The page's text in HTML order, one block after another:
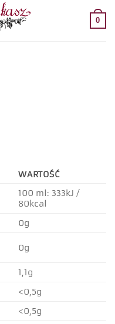
0
WARTOŚĆ
100 ml: 333kJ /
80kcal
0g
0g
1,1g
<0,5g
<0,5g